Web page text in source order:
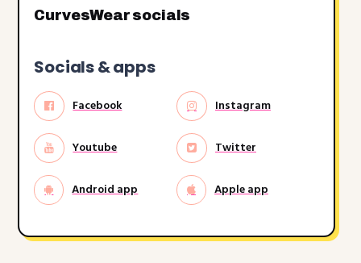
CurvesWear socials
Socials & apps
Facebook Instagram
Youtube Twitter
Android app Apple app